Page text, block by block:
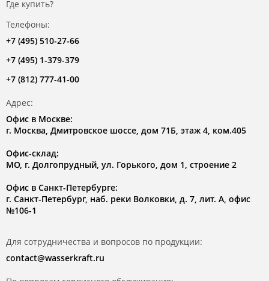
Где купить?
Телефоны:
+7 (495) 510-27-66
+7 (495) 1-379-379
+7 (812) 777-41-00
Адрес:
Офис в Москве:
г. Москва, Дмитровское шоссе, дом 71Б, этаж 4, ком.405
Офис-склад:
МО, г. Долгопрудный, ул. Горького, дом 1, строение 2
Офис в Санкт-Петербурге:
г. Санкт-Петербург, наб. реки Волковки, д. 7, лит. А, офис
№106-1
Для сотрудничества и вопросов по продукции:
contact@wasserkraft.ru